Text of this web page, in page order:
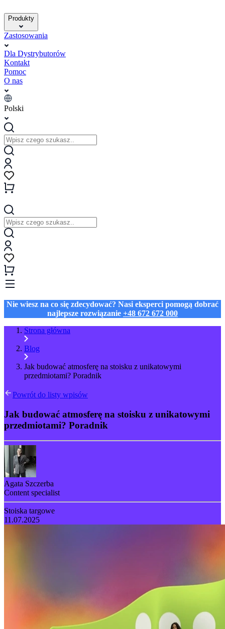
Produkty
Zastosowania
Dla Dystrybutorów
Kontakt
Pomoc
O nas
Polski
Nie wiesz na co się zdecydować? Nasi eksperci pomogą dobrać
najlepsze rozwiązanie +48 672 672 000
Strona główna
Blog
Jak budować atmosferę na stoisku z unikatowymi
przedmiotami? Poradnik
Powrót do listy wpisów
Jak budować atmosferę na stoisku z unikatowymi
przedmiotami? Poradnik
Agata Szczerba
Content specialist
Stoiska targowe
11.07.2025